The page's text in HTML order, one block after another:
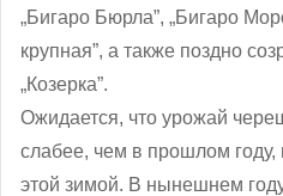
„Бигаро Бюрла”, „Бигаро
крупная”, а также поздно
„Козерка”.
Ожидается, что урожай
слабее, чем в прошлом году,
этой зимой. В нынешнем